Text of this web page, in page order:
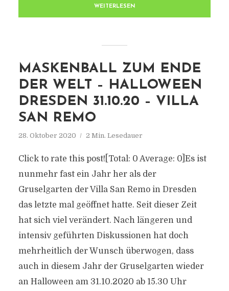
WEITERLESEN
MASKENBALL ZUM ENDE
DER WELT – HALLOWEEN
DRESDEN 31.10.20 – VILLA
SAN REMO
28. Oktober 2020 2 Min. Lesedauer
Click to rate this post![Total: 0 Average: 0]Es ist
nunmehr fast ein Jahr her als der
Gruselgarten der Villa San Remo in Dresden
das letzte mal geöffnet hatte. Seit dieser Zeit
hat sich viel verändert. Nach längeren und
intensiv geführten Diskussionen hat doch
mehrheitlich der Wunsch überwogen, dass
auch in diesem Jahr der Gruselgarten wieder
an Halloween am 31.10.2020 ab 15.30 Uhr